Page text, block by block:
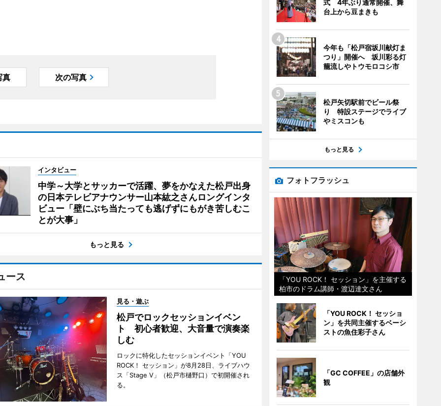
真 次の写真
インタビュー
中学～大学とサッカーで活躍、夢をかなえた松戸出身
の日本テレビアナウンサー山本紘之さんロングインタ
ビュー「壁にぶち当たっても逃げずにもがき苦しむこ
とが大事」
もっと見る
ース
見る・遊ぶ
松戸でロックセッションイベン
ト 初心者歓迎、大音量で演奏楽
しむ
ロックに特化したセッションイベント「YOU
ROCK！ セッション」が8月28日、ライブハウ
ス「Stage V」（松戸市樋野口）で初開催され
る。
式 4年ぶり通常開催、舞
台上から豆まきも
今年も「松戸宿坂川献灯ま
つり」開催へ 坂川彩る灯
籠流しやトウモロコシ市
松戸矢切駅前でビール祭
り 特設ステージでライブ
やミスコンも
もっと見る
フォトフラッシュ
「YOU ROCK！ セッション」を主催する
柏市のドラム講師・渡辺達文さん
「YOU ROCK！ セッショ
ン」を共同主催するベーシ
ストの魚住彩子さん
「GC COFFEE」の店舗外
観